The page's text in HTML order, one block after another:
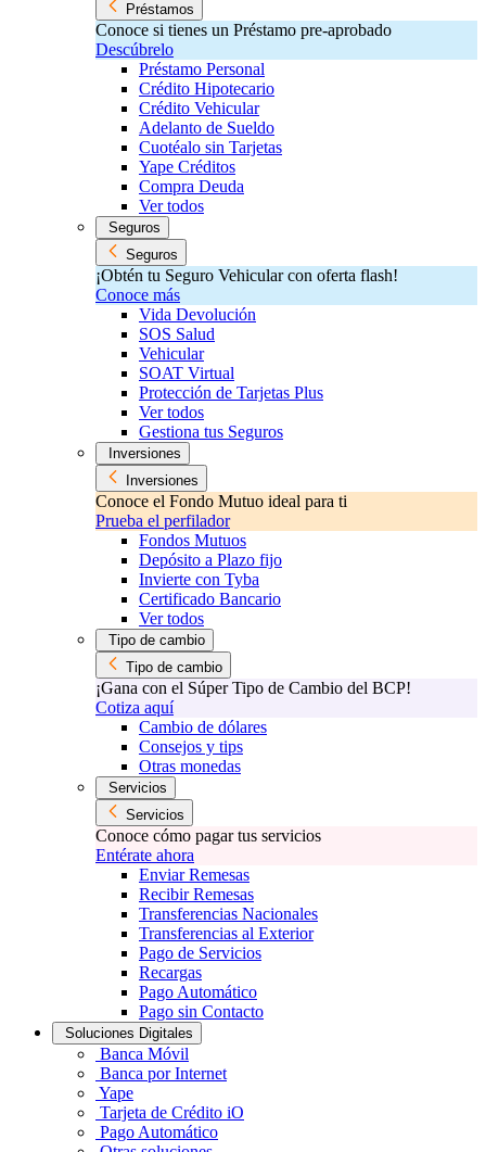
Préstamos
Conoce si tienes un Préstamo pre-aprobado
Descúbrelo
Préstamo Personal
Crédito Hipotecario
Crédito Vehicular
Adelanto de Sueldo
Cuotéalo sin Tarjetas
Yape Créditos
Compra Deuda
Ver todos
Seguros
Seguros
¡Obtén tu Seguro Vehicular con oferta flash!
Conoce más
Vida Devolución
SOS Salud
Vehicular
SOAT Virtual
Protección de Tarjetas Plus
Ver todos
Gestiona tus Seguros
Inversiones
Inversiones
Conoce el Fondo Mutuo ideal para ti
Prueba el perfilador
Fondos Mutuos
Depósito a Plazo fijo
Invierte con Tyba
Certificado Bancario
Ver todos
Tipo de cambio
Tipo de cambio
¡Gana con el Súper Tipo de Cambio del BCP!
Cotiza aquí
Cambio de dólares
Consejos y tips
Otras monedas
Servicios
Servicios
Conoce cómo pagar tus servicios
Entérate ahora
Enviar Remesas
Recibir Remesas
Transferencias Nacionales
Transferencias al Exterior
Pago de Servicios
Recargas
Pago Automático
Pago sin Contacto
Soluciones Digitales
Banca Móvil
Banca por Internet
Yape
Tarjeta de Crédito iO
Pago Automático